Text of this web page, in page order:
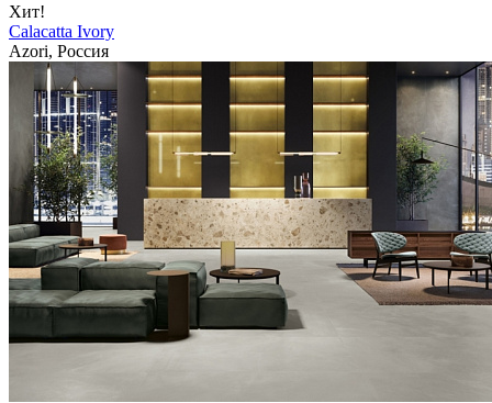
Хит!
Calacatta Ivory
Azori, Россия